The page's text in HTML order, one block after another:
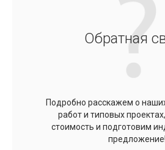
Обратная
Подробно расскажем о
работ и типовых
стоимость и подготовим
предложение!